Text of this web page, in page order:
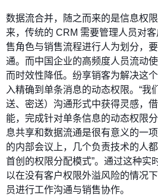
数据流合并，随之而来的是信息权
来，传统的 CRM 需要管理人员对
售角色与销售流程进行人为划分，
通。而中国企业的高频度人员流动
而时效性降低。纷享销客为解决这
入精确到单条消息的动态权限。“我
送、密送）沟通形式中获得灵感，
能，完成针对单条信息的动态权限
息共享和数据流通是很有意义的一项
的内部会议上，几个负责技术的人
首创的权限分配模式”。通过这种实
以在没有客户权限外溢风险的情况
员进行工作沟通与销售协作。